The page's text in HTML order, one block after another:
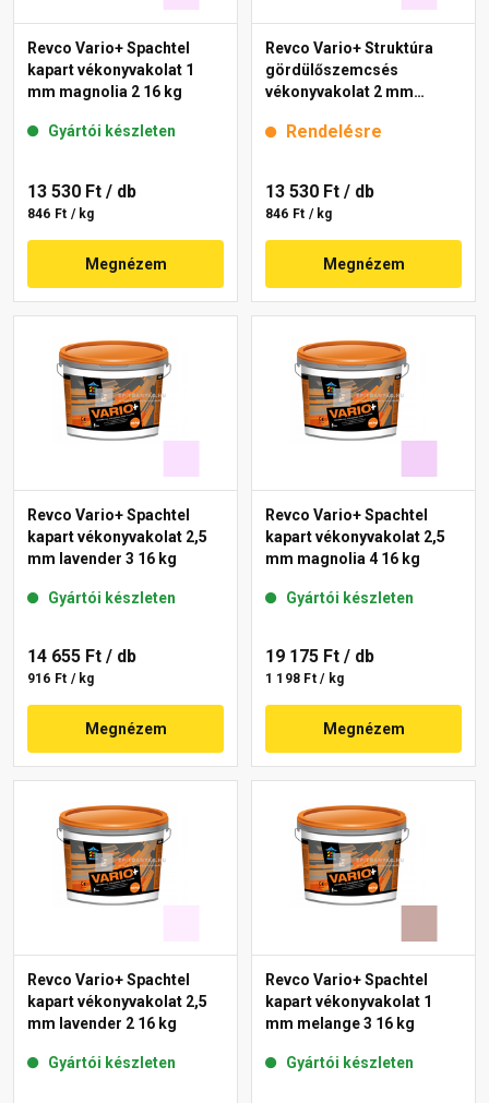
Revco Vario+ Spachtel
kapart vékonyvakolat 1
mm magnolia 2 16 kg
Gyártói készleten
13 530 Ft / db
846 Ft / kg
Megnézem
Revco Vario+ Struktúra
gördülőszemcsés
vékonyvakolat 2 mm
Rendelésre
13 530 Ft / db
846 Ft / kg
Megnézem
Revco Vario+ Spachtel
kapart vékonyvakolat 2,5
mm lavender 3 16 kg
Gyártói készleten
14 655 Ft / db
916 Ft / kg
Megnézem
Revco Vario+ Spachtel
kapart vékonyvakolat 2,5
mm magnolia 4 16 kg
Gyártói készleten
19 175 Ft / db
1 198 Ft / kg
Megnézem
Revco Vario+ Spachtel
kapart vékonyvakolat 2,5
mm lavender 2 16 kg
Gyártói készleten
Revco Vario+ Spachtel
kapart vékonyvakolat 1
mm melange 3 16 kg
Gyártói készleten